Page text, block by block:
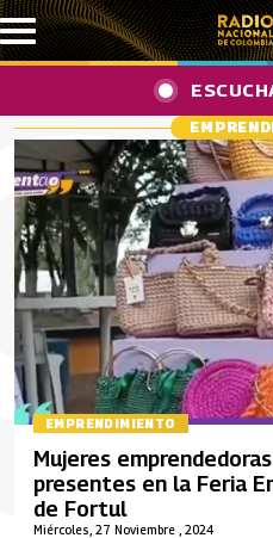
Pasar al contenido principal
EMPRENDIMIENTO
Miércoles, 27 Noviembre , 2024
Mujeres
presentes en la Feria
de Fortul